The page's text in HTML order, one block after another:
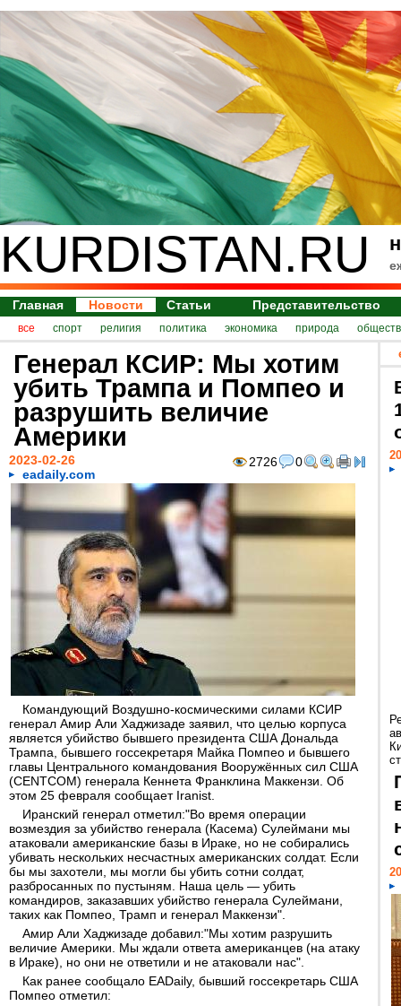
KURDISTAN.RU
Главная Новости Статьи Представительство
все спорт религия политика экономика природа
Генерал КСИР: Мы хотим
убить Трампа и Помпео и
разрушить величие
Америки
2726 0
2023-02-26
eadaily.com
Командующий Воздушно-космическими силами КСИР
генерал Амир Али Хаджизаде заявил, что целью корпуса
является убийство бывшего президента США Дональда
Трампа, бывшего госсекретаря Майка Помпео и бывшего
главы Центрального командования Вооружённых сил США
(CENTCOM) генерала Кеннета Франклина Маккензи. Об
этом 25 февраля сообщает Iranist.
Иранский генерал отметил:"Во время операции
возмездия за убийство генерала (Касема) Сулеймани мы
атаковали американские базы в Ираке, но не собирались
убивать нескольких несчастных американских солдат. Если
бы мы захотели, мы могли бы убить сотни солдат,
разбросанных по пустыням. Наша цель — убить
командиров, заказавших убийство генерала Сулеймани,
таких как Помпео, Трамп и генерал Маккензи".
Амир Али Хаджизаде добавил:"Мы хотим разрушить
величие Америки. Мы ждали ответа американцев (на атаку
в Ираке), но они не ответили и не атаковали нас".
Как ранее сообщало EADaily, бывший госсекретарь США
Помпео отметил: